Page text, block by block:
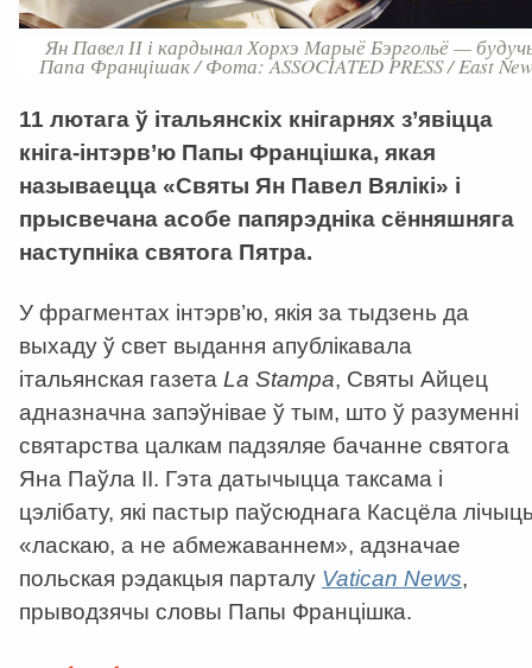
Ян Павел ІІ і кардынал Хорхэ Марыё Бэргольё —
Папа Францішак / Фота: ASSOCIATED PRESS / East
11 лютага ў італьянскіх кнігарнях з’явіцца
кніга-інтэрв’ю Папы Францішка, якая
называецца «Святы Ян Павел Вялікі» і
прысвечана асобе папярэдніка сённяшняга
наступніка святога Пятра.
У фрагментах інтэрв’ю, якія за тыдзень да
выхаду ў свет выдання апублікавала
італьянская газета La Stampa, Святы Айцец
адназначна запэўнівае ў тым, што ў разуменні
святарства цалкам падзяляе бачанне святога
Яна Паўла ІІ. Гэта датычыцца таксама і
цэлібату, які пастыр паўсюднага Касцёла
«ласкаю, а не абмежаваннем», адзначае
польская рэдакцыя парталу Vatican News,
прыводзячы словы Папы Францішка.